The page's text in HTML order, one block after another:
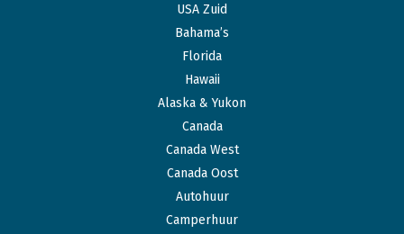
USA Zuid
Bahama’s
Florida
Hawaii
Alaska & Yukon
Canada
Canada West
Canada Oost
Autohuur
Camperhuur